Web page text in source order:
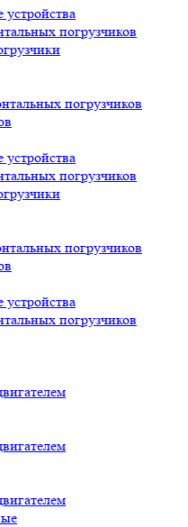
погрузчиков
погрузчиков
погрузчиков
погрузчиков
погрузчиков